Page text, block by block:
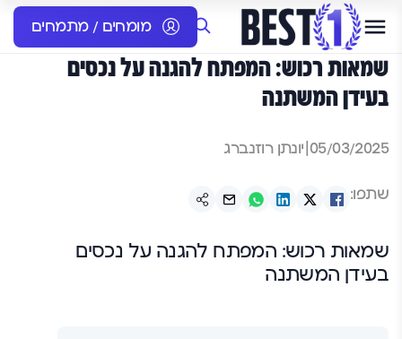
מומחים / מתמחים
שמאות רכוש: המפתח להגנה על נכסים
בעידן המשתנה
05/03/2025 יונתן רוזנברג
שתפו:
שמאות רכוש: המפתח להגנה על נכסים
בעידן המשתנה